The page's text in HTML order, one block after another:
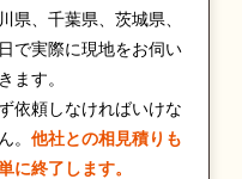
県、千葉県、茨城県、
で実際に現地をお伺い
ます。
依頼しなければいけな
。 他社との相見積りも
に終了します。